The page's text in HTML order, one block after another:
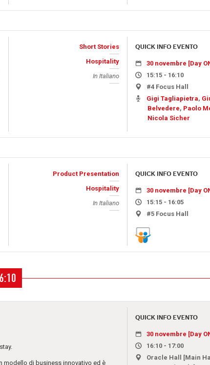
Short Stories
Hospitality
In Italiano
QUICK INFO EVENTO
30 novembre [Day
15:15 - 16:10
#4 Focus Hall
Gigi Tagliapietra,
Belvedere, Paolo
Nicola Sicher
Product Presentation
Hospitality
In Italiano
QUICK INFO EVENTO
30 novembre [Day
15:15 - 16:05
#5 Focus Hall
modello di business innovativo ed è
QUICK INFO EVENTO
30 novembre [Day
16:10 - 17:00
Oracle Hall [Main